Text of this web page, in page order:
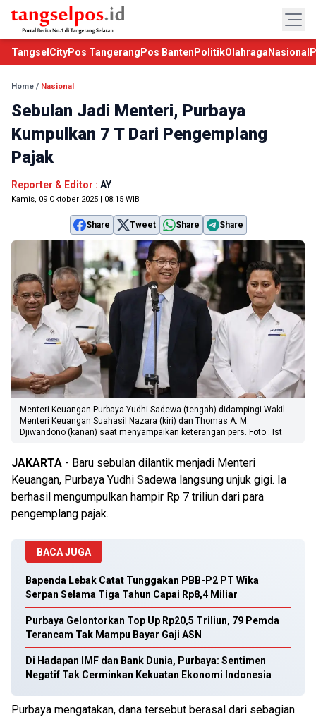
TangselCityPos Tangerang Pos Banten PolitikOlahraga Nasional
Home / Nasional
Sebulan Jadi Menteri, Purbaya
Kumpulkan 7 T Dari Pengemplang
Pajak
Reporter & Editor : AY
Kamis, 09 Oktober 2025 | 08:15 WIB
Share Tweet Share Share
Menteri Keuangan Purbaya Yudhi Sadewa (tengah) didampingi Wakil
Menteri Keuangan Suahasil Nazara (kiri) dan Thomas A. M.
Djiwandono (kanan) saat menyampaikan keterangan pers. Foto : Ist
JAKARTA - Baru sebulan dilantik menjadi Menteri
Keuangan, Purbaya Yudhi Sadewa langsung unjuk gigi. Ia
berhasil mengumpulkan hampir Rp 7 triliun dari para
pengemplang pajak.
BACA JUGA
Bapenda Lebak Catat Tunggakan PBB-P2 PT Wika
Serpan Selama Tiga Tahun Capai Rp8,4 Miliar
Purbaya Gelontorkan Top Up Rp20,5 Triliun, 79 Pemda
Terancam Tak Mampu Bayar Gaji ASN
Di Hadapan IMF dan Bank Dunia, Purbaya: Sentimen
Negatif Tak Cerminkan Kekuatan Ekonomi Indonesia
Purbaya mengatakan, dana tersebut berasal dari sebagian